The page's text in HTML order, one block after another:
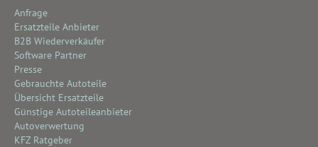
Anfrage
Ersatzteile Anbieter
B2B Wiederverkäufer
Software Partner
Presse
Gebrauchte Autoteile
Übersicht Ersatzteile
Günstige Autoteileanbieter
Autoverwertung
KFZ Ratgeber